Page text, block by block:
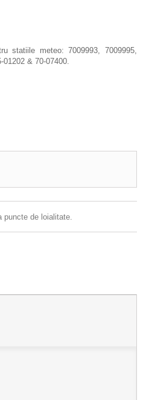
statiile meteo: 7009993, 7009995,
01202 & 70-07400.
puncte de loialitate.